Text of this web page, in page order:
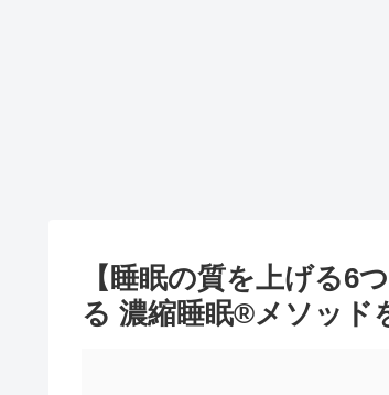
【睡眠の質を上げる6
る 濃縮睡眠®メソッド